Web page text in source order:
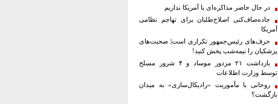
در حال حاضر مذاکره‌ای با آمریکا نداریم
جاده‌صاف‌کنی اصلاح‌طلبان برای تهاجم نظامی
آمریکا
حرف‌های رئیس‌جمهور تکراری است| صحبت‌های
پزشکیان را نیمه‌شب پخش کنید!
بازداشت ۲۱ مزدور موساد و ۴ شرور مسلح
توسط وزارت اطلاعات
روحانی با مأموریت «رادیکال‌سازی» به میدان
بازگشت؟